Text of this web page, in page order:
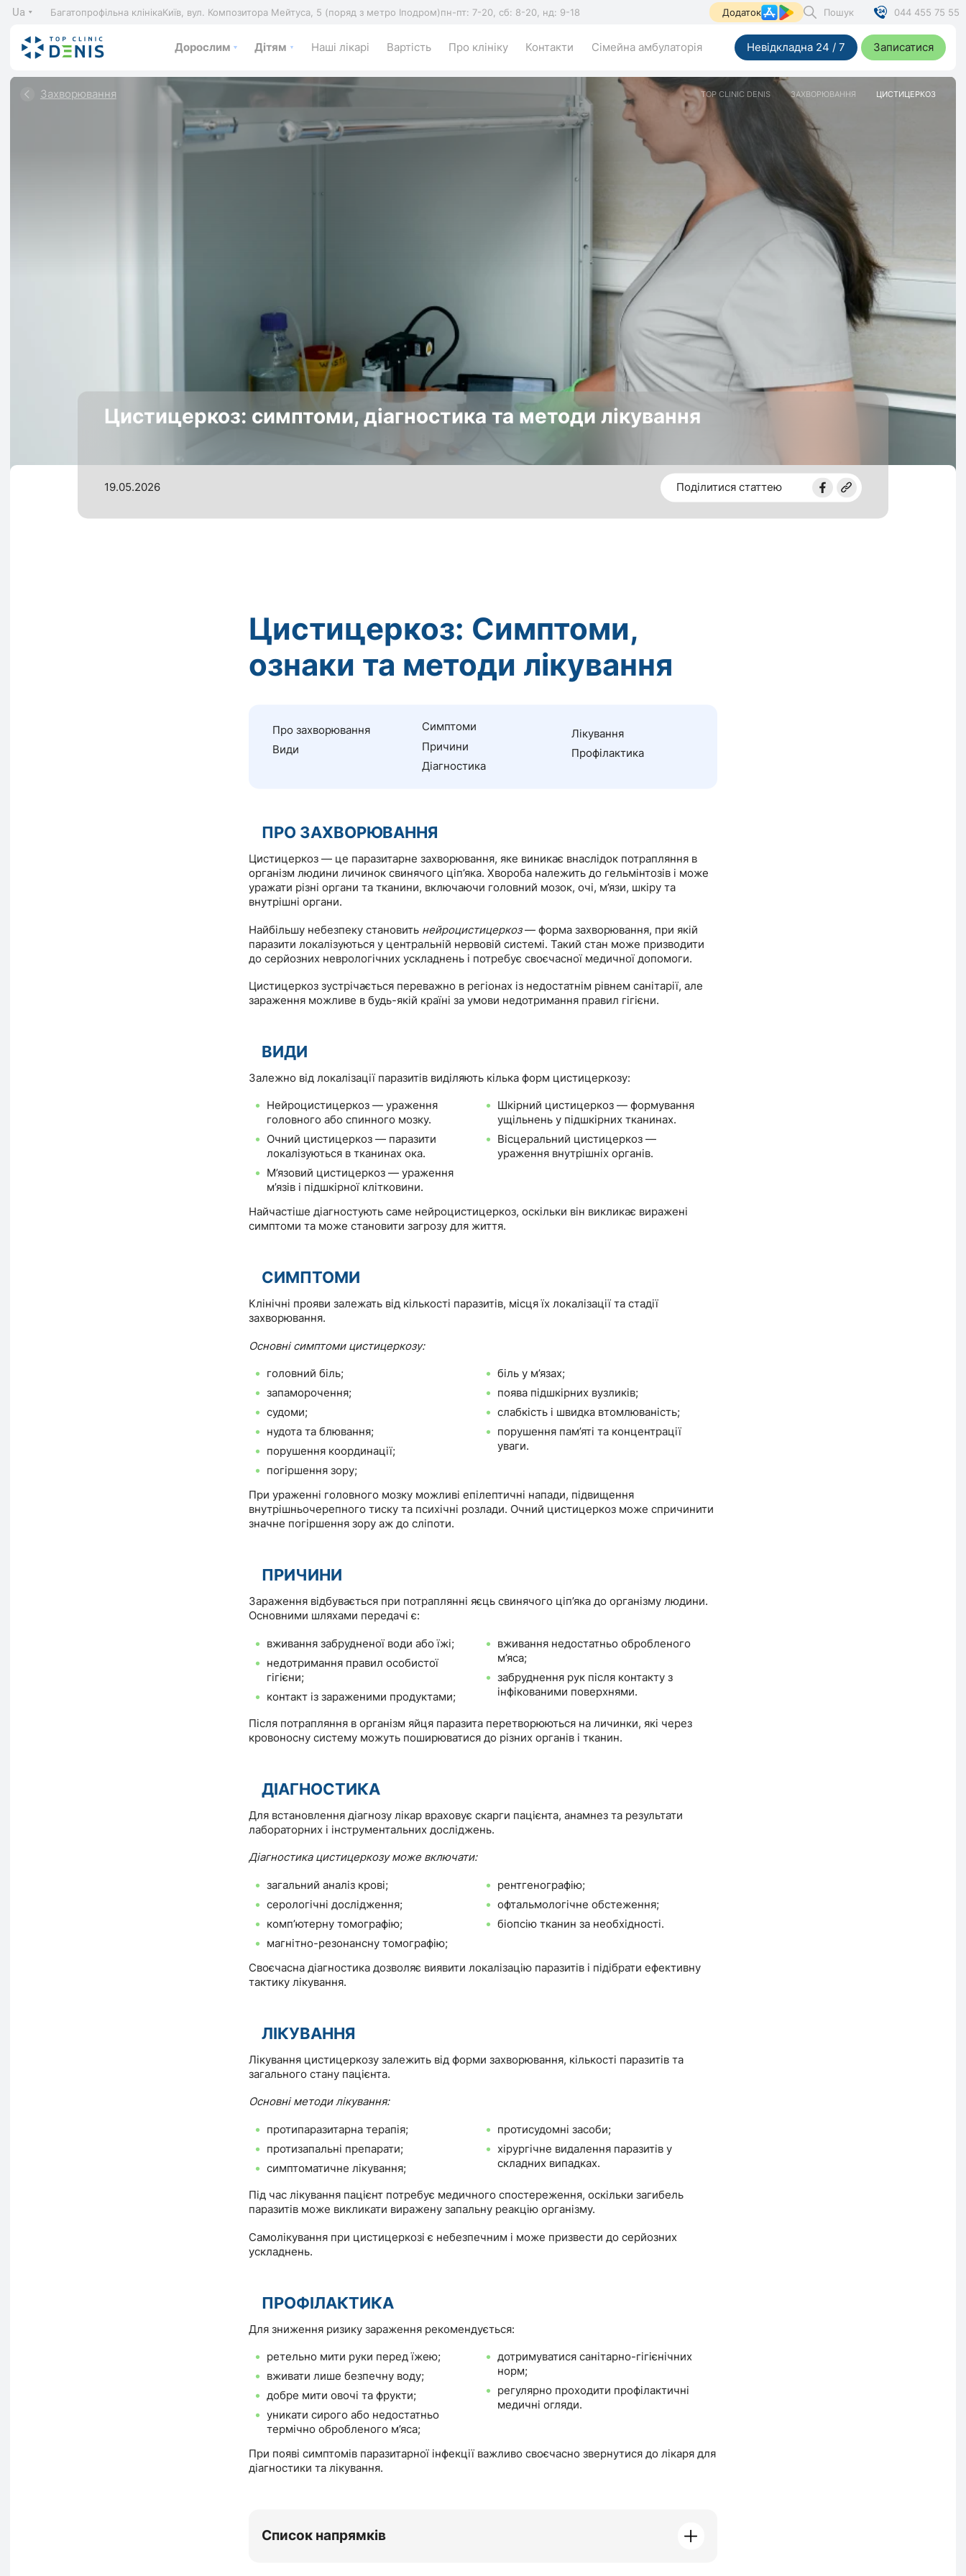
Ua Багатопрофільна клінікаКиїв, вул. Композитора Мейтуса, 5 (поряд з метро Іподром)пн-пт: 7-20, сб: 8-20, нд: 9-18 Додаток Пошук 044 455 75 55
Дорослим Дітям Наші лікарі Вартість Про клініку Контакти Сімейна амбулаторія Невідкладна 24 / 7 Записатися
Захворювання TOP CLINIC DENIS ЗАХВОРЮВАННЯ ЦИСТИЦЕРКОЗ
Цистицеркоз: симптоми, діагностика та методи лікування
19.05.2026 Поділитися статтею
Цистицеркоз: Симптоми,
ознаки та методи лікування
Про захворювання
Види
Симптоми
Причини
Діагностика
Лікування
Профілактика
ПРО ЗАХВОРЮВАННЯ
Цистицеркоз — це паразитарне захворювання, яке виникає внаслідок потрапляння в
організм людини личинок свинячого ціп’яка. Хвороба належить до гельмінтозів і може
уражати різні органи та тканини, включаючи головний мозок, очі, м’язи, шкіру та
внутрішні органи.
Найбільшу небезпеку становить нейроцистицеркоз— форма захворювання, при якій
паразити локалізуються у центральній нервовій системі. Такий стан може призводити
до серйозних неврологічних ускладнень і потребує своєчасної медичної допомоги.
Цистицеркоз зустрічається переважно в регіонах із недостатнім рівнем санітарії, але
зараження можливе в будь-якій країні за умови недотримання правил гігієни.
ВИДИ
Залежно від локалізації паразитів виділяють кілька форм цистицеркозу:
Нейроцистицеркоз — ураження
головного або спинного мозку.
Очний цистицеркоз — паразити
локалізуються в тканинах ока.
М’язовий цистицеркоз — ураження
м’язів і підшкірної клітковини.
Шкірний цистицеркоз — формування
ущільнень у підшкірних тканинах.
Вісцеральний цистицеркоз —
ураження внутрішніх органів.
Найчастіше діагностують саме нейроцистицеркоз, оскільки він викликає виражені
симптоми та може становити загрозу для життя.
СИМПТОМИ
Клінічні прояви залежать від кількості паразитів, місця їх локалізації та стадії
захворювання.
Основні симптоми цистицеркозу:
головний біль;
запаморочення;
судоми;
нудота та блювання;
порушення координації;
погіршення зору;
біль у м’язах;
поява підшкірних вузликів;
слабкість і швидка втомлюваність;
порушення пам’яті та концентрації
уваги.
При ураженні головного мозку можливі епілептичні напади, підвищення
внутрішньочерепного тиску та психічні розлади. Очний цистицеркоз може спричинити
значне погіршення зору аж до сліпоти.
ПРИЧИНИ
Зараження відбувається при потраплянні яєць свинячого ціп’яка до організму людини.
Основними шляхами передачі є:
вживання забрудненої води або їжі;
недотримання правил особистої
гігієни;
контакт із зараженими продуктами;
вживання недостатньо обробленого
м’яса;
забруднення рук після контакту з
інфікованими поверхнями.
Після потрапляння в організм яйця паразита перетворюються на личинки, які через
кровоносну систему можуть поширюватися до різних органів і тканин.
ДІАГНОСТИКА
Для встановлення діагнозу лікар враховує скарги пацієнта, анамнез та результати
лабораторних і інструментальних досліджень.
Діагностика цистицеркозу може включати:
загальний аналіз крові;
серологічні дослідження;
комп’ютерну томографію;
магнітно-резонансну томографію;
рентгенографію;
офтальмологічне обстеження;
біопсію тканин за необхідності.
Своєчасна діагностика дозволяє виявити локалізацію паразитів і підібрати ефективну
тактику лікування.
ЛІКУВАННЯ
Лікування цистицеркозу залежить від форми захворювання, кількості паразитів та
загального стану пацієнта.
Основні методи лікування:
протипаразитарна терапія;
протизапальні препарати;
симптоматичне лікування;
протисудомні засоби;
хірургічне видалення паразитів у
складних випадках.
Під час лікування пацієнт потребує медичного спостереження, оскільки загибель
паразитів може викликати виражену запальну реакцію організму.
Самолікування при цистицеркозі є небезпечним і може призвести до серйозних
ускладнень.
ПРОФІЛАКТИКА
Для зниження ризику зараження рекомендується:
ретельно мити руки перед їжею;
вживати лише безпечну воду;
добре мити овочі та фрукти;
уникати сирого або недостатньо
термічно обробленого м’яса;
дотримуватися санітарно-гігієнічних
норм;
регулярно проходити профілактичні
медичні огляди.
При появі симптомів паразитарної інфекції важливо своєчасно звернутися до лікаря для
діагностики та лікування.
Список напрямків